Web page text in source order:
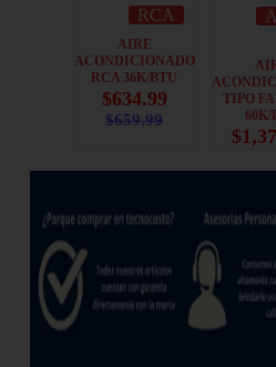
RCA
AIRE
ACONDICIONADO
RCA 36K/BTU
$659.99
$634.99
TIPO
60K/
$